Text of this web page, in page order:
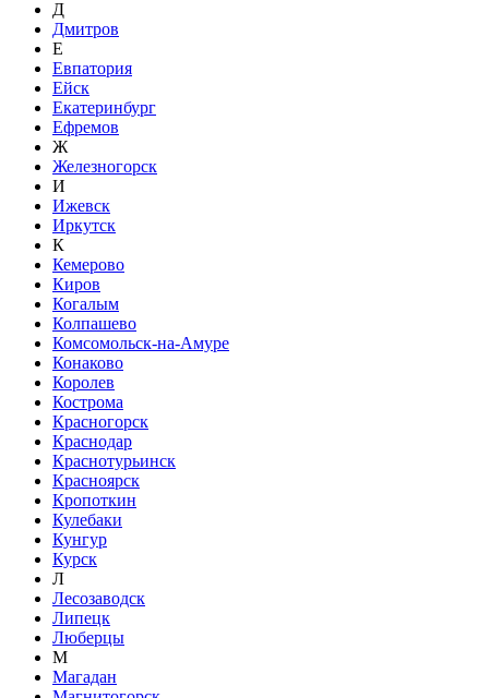
Д
Дмитров
Е
Евпатория
Ейск
Екатеринбург
Ефремов
Ж
Железногорск
И
Ижевск
Иркутск
К
Кемерово
Киров
Когалым
Колпашево
Комсомольск-на-Амуре
Конаково
Королев
Кострома
Красногорск
Краснодар
Краснотурьинск
Красноярск
Кропоткин
Кулебаки
Кунгур
Курск
Л
Лесозаводск
Липецк
Люберцы
М
Магадан